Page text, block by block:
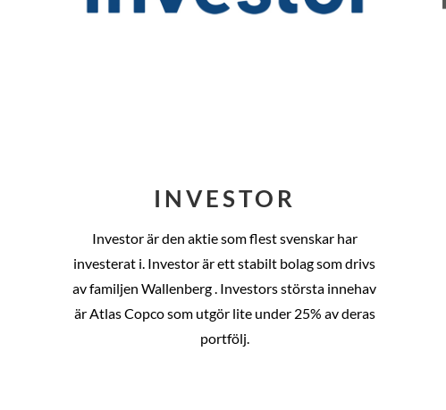
INVESTOR
Investor är den aktie som flest svenskar har
investerat i. Investor är ett stabilt bolag som drivs
av familjen Wallenberg . Investors största innehav
är Atlas Copco som utgör lite under 25% av deras
portfölj.